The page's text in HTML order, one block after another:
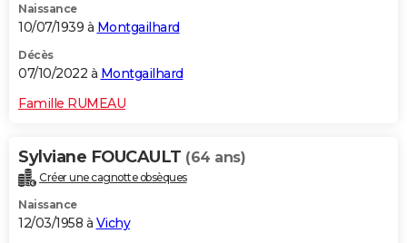
Naissance
10/07/1939 à Montgailhard
Décès
07/10/2022 à Montgailhard
Famille RUMEAU
Sylviane FOUCAULT (64 ans)
Créer une cagnotte obsèques
Naissance
12/03/1958 à Vichy